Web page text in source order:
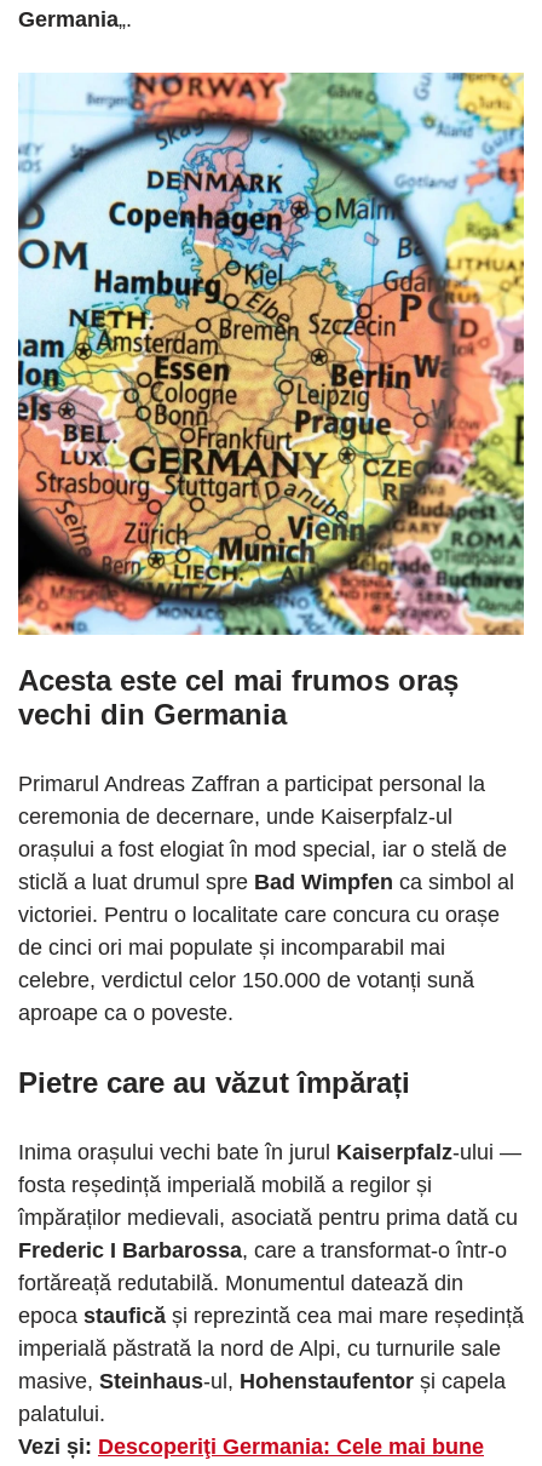
Germania„.
Acesta este cel mai frumos oraș
vechi din Germania
Primarul Andreas Zaffran a participat personal la
ceremonia de decernare, unde Kaiserpfalz-ul
orașului a fost elogiat în mod special, iar o stelă de
sticlă a luat drumul spre Bad Wimpfen ca simbol al
victoriei. Pentru o localitate care concura cu orașe
de cinci ori mai populate și incomparabil mai
celebre, verdictul celor 150.000 de votanți sună
aproape ca o poveste.
Pietre care au văzut împărați
Inima orașului vechi bate în jurul Kaiserpfalz-ului —
fosta reședință imperială mobilă a regilor și
împăraților medievali, asociată pentru prima dată cu
Frederic I Barbarossa, care a transformat-o într-o
fortăreață redutabilă. Monumentul datează din
epoca staufică și reprezintă cea mai mare reședință
imperială păstrată la nord de Alpi, cu turnurile sale
masive, Steinhaus-ul, Hohenstaufentor și capela
palatului.
Vezi și: Descoperiţi Germania: Cele mai bune